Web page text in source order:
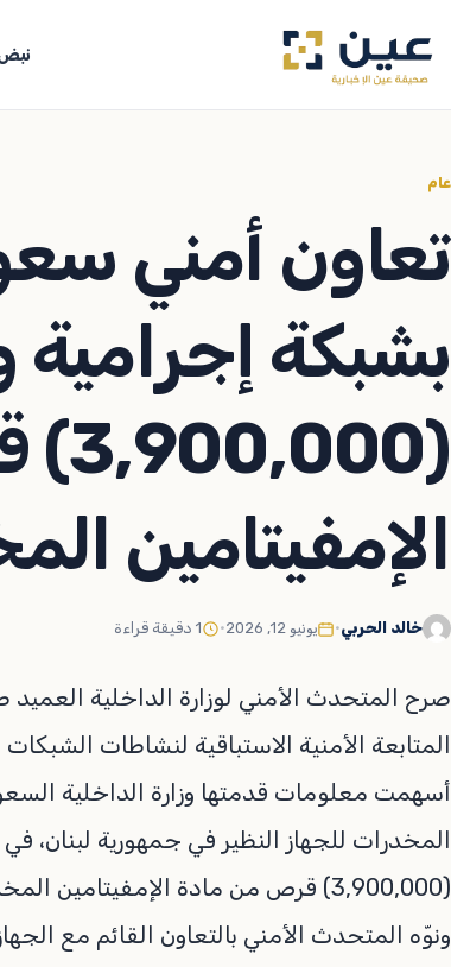
إلى
المحتوى
عام
تعاون أمني
بشبكة
الإمفيتامين
خالد الحربي• يونيو 12, 2026 • 1 دقيقة قراءة
صرح المتحدث الأمني لوزارة الداخلية
المتابعة الأمنية الاستباقية لنشاطات
أسهمت معلومات قدمتها وزارة الداخلية
المخدرات للجهاز النظير في جمهورية لبنان،
(3,900,000) قرص من مادة الإمفيتامين المخدر.
ونوّه المتحدث الأمني بالتعاون القائم مع